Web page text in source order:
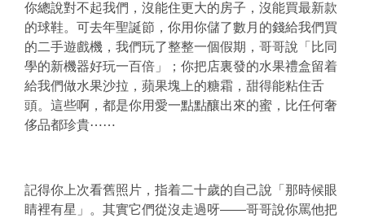
你總說對不起我們，沒能住更大的房子，沒能買最新款
的球鞋。可去年聖誕節，你用你儲了數月的錢給我們買
的二手遊戲機，我們玩了整整一個假期，哥哥說「比同
學的新機器好玩一百倍」；你把店裏發的水果禮盒留着
給我們做水果沙拉，蘋果塊上的糖霜，甜得能粘住舌
頭。這些啊，都是你用愛一點點釀出來的蜜，比任何奢
侈品都珍貴⋯⋯
記得你上次看舊照片，指着二十歲的自己說「那時候眼
睛裡有星」。其實它們從沒走過呀——哥哥說你罵他把